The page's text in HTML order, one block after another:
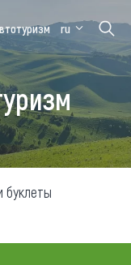
Алтайская
зимовка
ru
буклеты